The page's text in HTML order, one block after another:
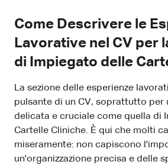
Come Descrivere le
Lavorative nel CV per
di Impiegato delle
La sezione delle esperienze
pulsante di un CV, soprattutto per
delicata e cruciale come quella di
Cartelle Cliniche. È qui che molti
miseramente: non capiscono
un'organizzazione precisa e delle